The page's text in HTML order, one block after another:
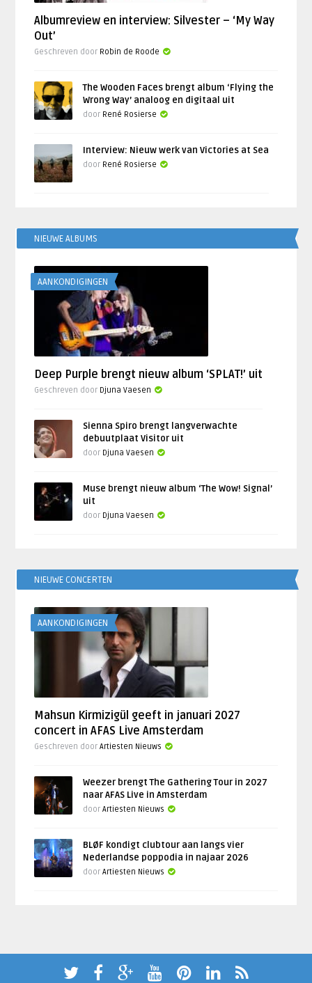
Albumreview en interview: Silvester – ‘My Way
Out’
Geschreven door Robin de Roode
The Wooden Faces brengt album ‘Flying the
Wrong Way’ analoog en digitaal uit
door René Rosierse
Interview: Nieuw werk van Victories at Sea
door René Rosierse
NIEUWE ALBUMS
AANKONDIGINGEN
Deep Purple brengt nieuw album ‘SPLAT!’ uit
Geschreven door Djuna Vaesen
Sienna Spiro brengt langverwachte
debuutplaat Visitor uit
door Djuna Vaesen
Muse brengt nieuw album ‘The Wow! Signal’
uit
door Djuna Vaesen
NIEUWE CONCERTEN
AANKONDIGINGEN
Mahsun Kirmizigül geeft in januari 2027
concert in AFAS Live Amsterdam
Geschreven doorArtiesten Nieuws
Weezer brengt The Gathering Tour in 2027
naar AFAS Live in Amsterdam
doorArtiesten Nieuws
BLØF kondigt clubtour aan langs vier
Nederlandse poppodia in najaar 2026
doorArtiesten Nieuws